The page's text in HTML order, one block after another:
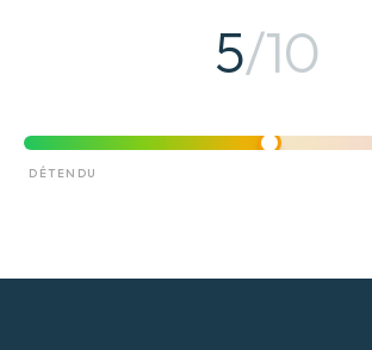
5/10
DÉTENDU